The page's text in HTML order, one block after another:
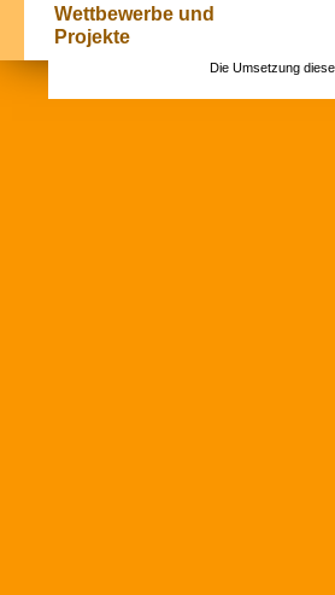
Wettbewerbe und
Projekte
Die Umsetzung